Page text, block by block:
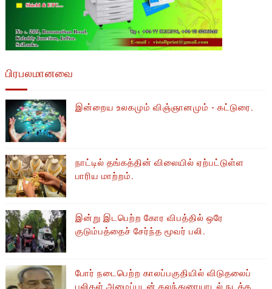
பிரபலமானவை
இன்றைய உலகமும் விஞ்ஞானமும் - கட்டுரை.
நாட்டில் தங்கத்தின் விலையில் ஏற்பட்டுள்ள
பாரிய மாற்றம்.
இன்று இடபெற்ற கோர விபத்தில் ஒரே
குடும்பத்தைச் சேர்ந்த மூவர் பலி.
போர் நடைபெற்ற காலப்பகுதியில் ​​விடுதலைப்
புலிகள் அமைப்புடன் கலந்துரையாடல் நடத்த